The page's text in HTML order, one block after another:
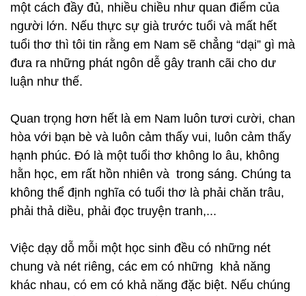
một cách đầy đủ, nhiều chiều như quan điểm của
người lớn. Nếu thực sự già trước tuổi và mất hết
tuổi thơ thì tôi tin rằng em Nam sẽ chẳng “dại” gì mà
đưa ra những phát ngôn dễ gây tranh cãi cho dư
luận như thế.
Quan trọng hơn hết là em Nam luôn tươi cười, chan
hòa với bạn bè và luôn cảm thấy vui, luôn cảm thấy
hạnh phúc. Đó là một tuổi thơ không lo âu, không
hằn học, em rất hồn nhiên và trong sáng. Chúng ta
không thể định nghĩa có tuổi thơ là phải chăn trâu,
phải thả diều, phải đọc truyện tranh,...
Việc dạy dỗ mỗi một học sinh đều có những nét
chung và nét riêng, các em có những khả năng
khác nhau, có em có khả năng đặc biệt. Nếu chúng